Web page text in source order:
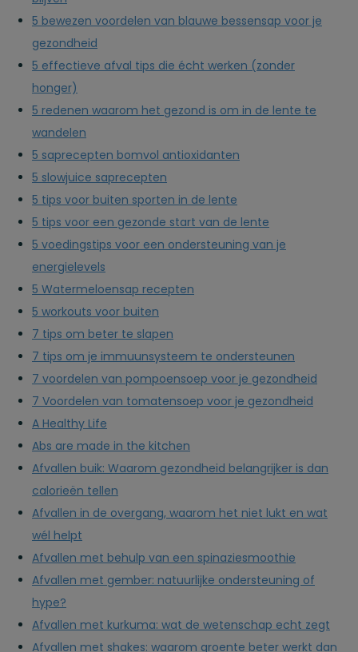
5 bewezen voordelen van blauwe bessensap voor je
gezondheid
5 effectieve afval tips die écht werken (zonder
honger)
5 redenen waarom het gezond is om in de lente te
wandelen
5 saprecepten bomvol antioxidanten
5 slowjuice saprecepten
5 tips voor buiten sporten in de lente
5 tips voor een gezonde start van de lente
5 voedingstips voor een ondersteuning van je
energielevels
5 Watermeloensap recepten
5 workouts voor buiten
7 tips om beter te slapen
7 tips om je immuunsysteem te ondersteunen
7 voordelen van pompoensoep voor je gezondheid
7 Voordelen van tomatensoep voor je gezondheid
A Healthy Life
Abs are made in the kitchen
Afvallen buik: Waarom gezondheid belangrijker is dan
calorieën tellen
Afvallen in de overgang, waarom het niet lukt en wat
wél helpt
Afvallen met behulp van een spinaziesmoothie
Afvallen met gember: natuurlijke ondersteuning of
hype?
Afvallen met kurkuma: wat de wetenschap echt zegt
Afvallen met shakes: waarom groente beter werkt dan